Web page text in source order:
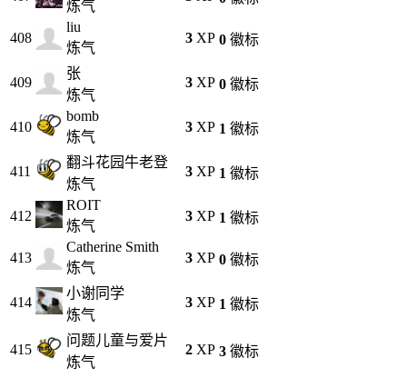
炼气
408
liu
炼气
3 XP 0 徽标
409
张
炼气
3 XP 0 徽标
410
bomb
炼气
3 XP 1 徽标
411
翻斗花园牛老登
炼气
3 XP 1 徽标
412
ROIT
炼气
3 XP 1 徽标
413
Catherine Smith
炼气
3 XP 0 徽标
414
小谢同学
炼气
3 XP 1 徽标
415
问题儿童与爱片
炼气
2 XP 3 徽标